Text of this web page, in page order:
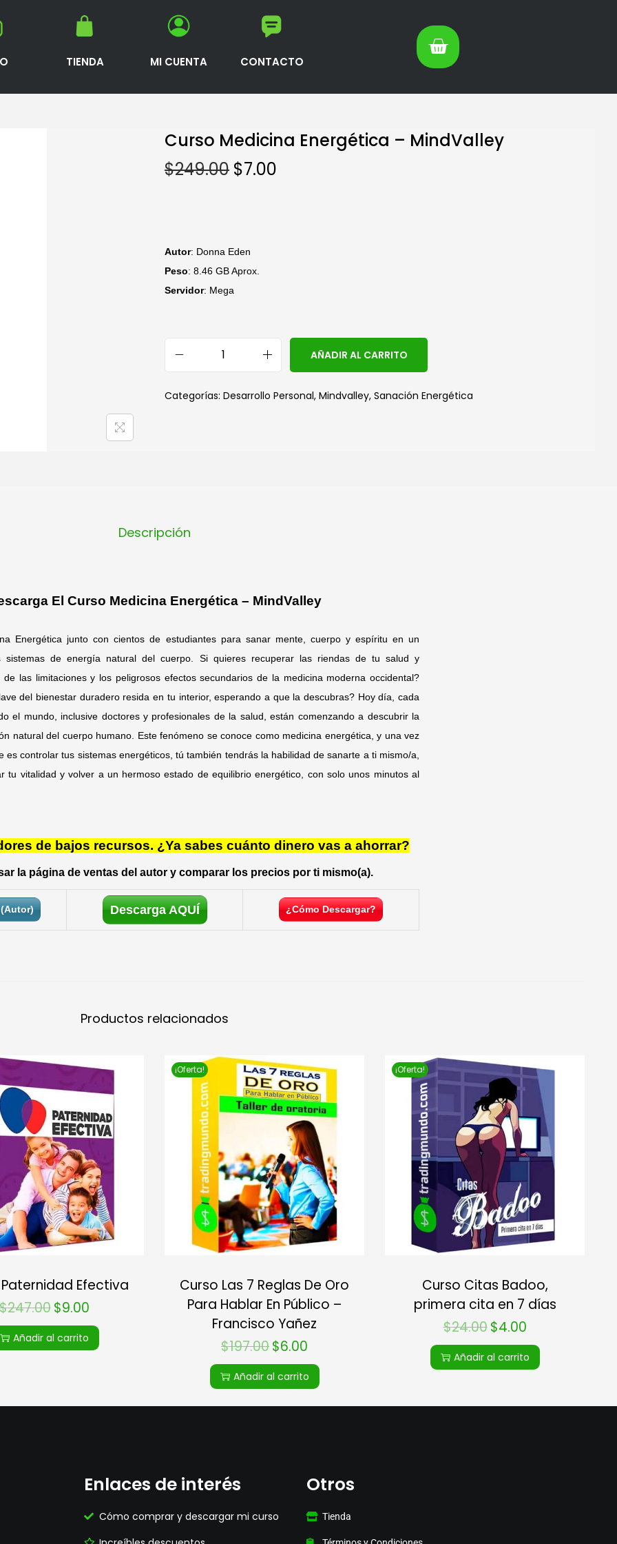
TIENDA MI CUENTA CONTACTO
Curso Medicina Energética – MindValley
$249.00 $7.00
Autor: Donna Eden
Peso: 8.46 GB Aprox.
Servidor: Mega
AÑADIR AL CARRITO
Categorías: Desarrollo Personal, Mindvalley, Sanación Energética
Descripción
El Curso Medicina Energética – MindValley
Energética junto con cientos de estudiantes para sanar mente, cuerpo y espíritu en un
sistemas de energía natural del cuerpo. Si quieres recuperar las riendas de tu salud y
las limitaciones y los peligrosos efectos secundarios de la medicina moderna occidental?
del bienestar duradero resida en tu interior, esperando a que la descubras? Hoy día, cada
el mundo, inclusive doctores y profesionales de la salud, están comenzando a descubrir la
natural del cuerpo humano. Este fenómeno se conoce como medicina energética, y una vez
es controlar tus sistemas energéticos, tú también tendrás la habilidad de sanarte a ti mismo/a,
tu vitalidad y volver a un hermoso estado de equilibrio energético, con solo unos minutos al
de bajos recursos. ¿Ya sabes cuánto dinero vas a ahorrar?
la página de ventas del autor y comparar los precios por ti mismo(a).
Descarga AQUÍ ¿Cómo Descargar?
Productos relacionados
Efectiva
247.00 $9.00
Añadir al carrito
¡Oferta!
Curso Las 7 Reglas De Oro
Para Hablar En Público –
Francisco Yañez
$197.00$6.00
Añadir al carrito
¡Oferta!
Curso Citas Badoo,
primera cita en 7 días
$24.00 $4.00
Añadir al carrito
Enlaces de interés
Cómo comprar y descargar mi curso
Otros
Tienda